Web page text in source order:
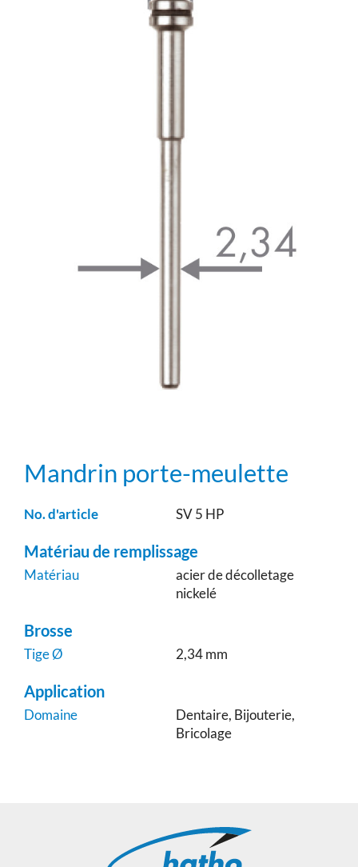
Mandrin porte-meulette
No. d'article SV 5 HP
Matériau de remplissage
Matériau
acier de décolletage
nickelé
Brosse
Tige Ø 2,34 mm
Application
Domaine
Dentaire, Bijouterie,
Bricolage